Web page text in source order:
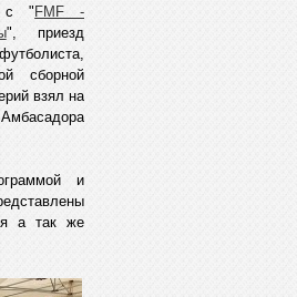
с " FMF -
", приезд
сборной
взял на
и
а так же